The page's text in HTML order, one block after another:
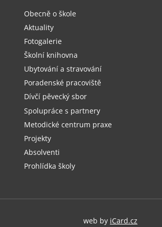
Obecně o škole
Aktuality
Fotogalerie
Školní knihovna
Ubytování a stravování
Poradenské pracoviště
Dívčí pěvecký sbor
Spolupráce s partnery
Metodické centrum praxe
Projekty
Absolventi
Prohlídka školy
web by iCard.cz